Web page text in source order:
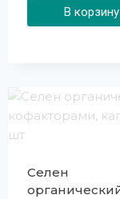
В корзину
Селен